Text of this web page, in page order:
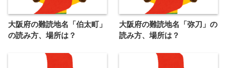
大阪府の難読地名「伯太町」
の読み方、場所は？
大阪府の難読地名「弥刀」の
読み方、場所は？